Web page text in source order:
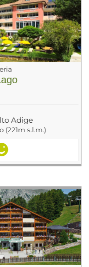
Adige
(221m s.l.m.)